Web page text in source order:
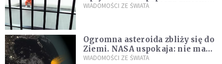
zdanie
WIADOMOŚCI ZE ŚWIATA
Ogromna asteroida zbliży się do
Ziemi. NASA uspokaja: nie ma
zagrożenia
WIADOMOŚCI ZE ŚWIATA